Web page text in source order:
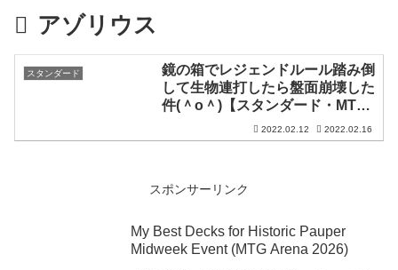
アゾリウス
スタンダード
鏡の箱でレジェンドルール踏み倒
して生物連打したら盤面崩壊した
件(＾o＾)【スタンダード・MTG
アリーナ・神河：輝ける世界】
2022.02.12 2022.02.16
スポンサーリンク
My Best Decks for Historic Pauper
Midweek Event (MTG Arena 2026)